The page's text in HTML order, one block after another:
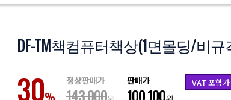
6
퀸즈중역책상
듀오백체어
8
EL프리미엄파티션
DF-TM책컴퓨터책상(1면몰딩/비
30 정상판매가
143,000
판매가
100,100
VAT 포함가